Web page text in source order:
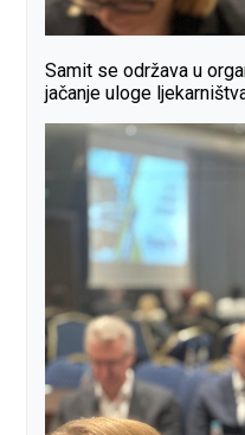
Samit se održava u
jačanje uloge